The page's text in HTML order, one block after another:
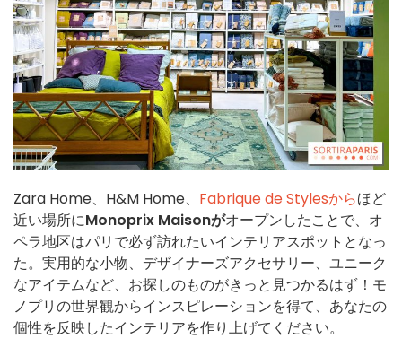
Zara Home、H&M Home、 Fabrique de Stylesからほど
近い場所にMonoprix Maisonがオープンしたことで、オ
ペラ地区はパリで必ず訪れたいインテリアスポットとなっ
た。実用的な小物、デザイナーズアクセサリー、ユニーク
なアイテムなど、お探しのものがきっと見つかるはず！モ
ノプリの世界観からインスピレーションを得て、あなたの
個性を反映したインテリアを作り上げてください。